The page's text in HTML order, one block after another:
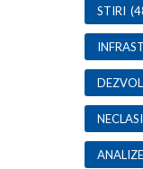
STIRI
ANALIZE